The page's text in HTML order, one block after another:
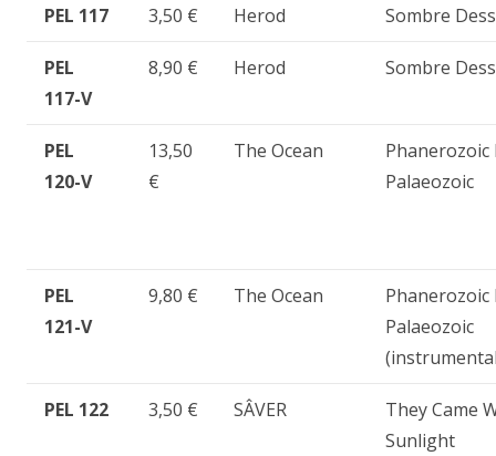
PEL 117 3,50 € Herod Sombre
PEL
117-V
8,90 € Herod Sombre
PEL
120-V
13,50
€
The Ocean
Phanerozoic
Palaeozoic
PEL
121-V
9,80 € The Ocean
Phanerozoic
Palaeozoic
PEL 122 3,50 € SÂVER
They Came
Sunlight